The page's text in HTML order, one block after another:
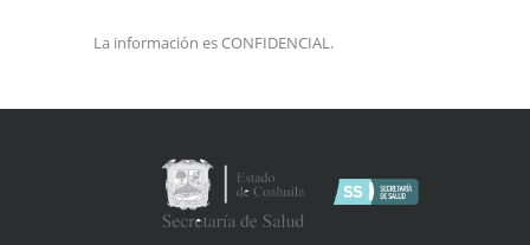
La información es CONFIDENCIAL.